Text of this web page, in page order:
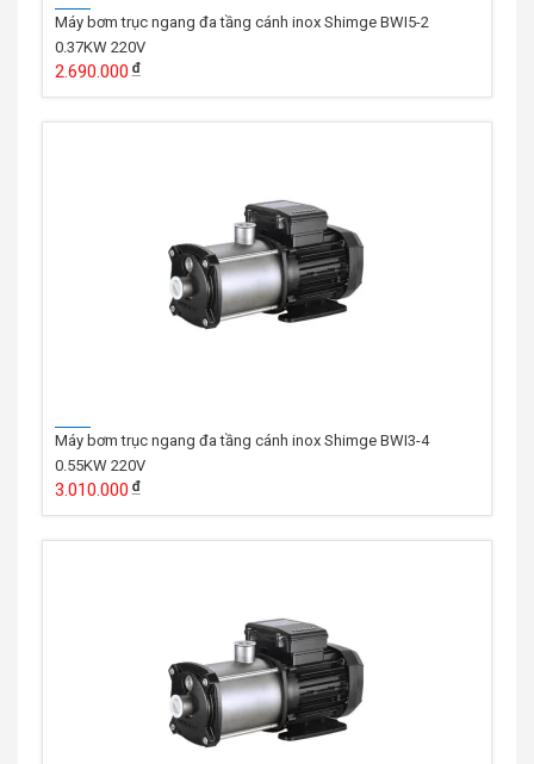
Máy bơm trục ngang đa tầng cánh inox Shimge BWI5-2
0.37KW 220V
2.690.000
Máy bơm trục ngang đa tầng cánh inox Shimge BWI3-4
0.55KW 220V
3.010.000